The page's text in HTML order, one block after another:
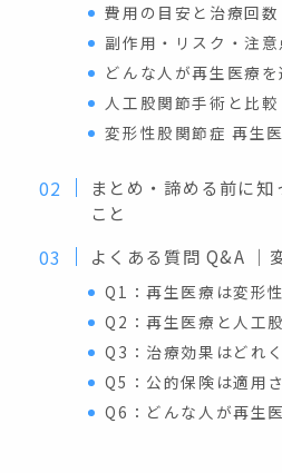
費用の目安と治療回
副作用・リスク・注
どんな人が再生医療
人工股関節手術と比
変形性股関節症 再生
まとめ・諦める前に
こと
よくある質問 Q&A ｜
Q1：再生医療は変形
Q2：再生医療と人工
Q3：治療効果はどれ
Q5：公的保険は適用
Q6：どんな人が再生